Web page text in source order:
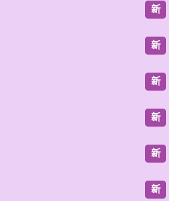
新
新
新
新
新
新